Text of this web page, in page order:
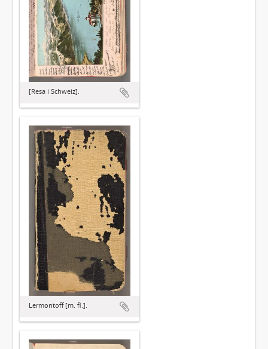
[Resa i Schweiz].
Lermontoff [m. fl.].